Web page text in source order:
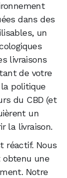
dans des
un
livraisons
de votre
politique
du CBD (et
un
la livraison.
réactif. Nous
obtenu une
Notre